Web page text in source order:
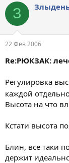
З
22 Фев 2006
Re:РЮКЗАК:
Регулировка
каждой
Высота на что
Кстати высота
Блин, все таки
держит